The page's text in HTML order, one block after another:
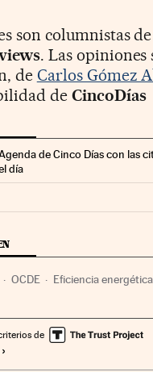
son columnistas
. Las opiniones
de Carlos Gómez
de CincoDías
de Cinco Días con las
día
Días en Facebook
Cinco Días en Twitter
OCDE Eficiencia energética
Combustibles fósiles
de